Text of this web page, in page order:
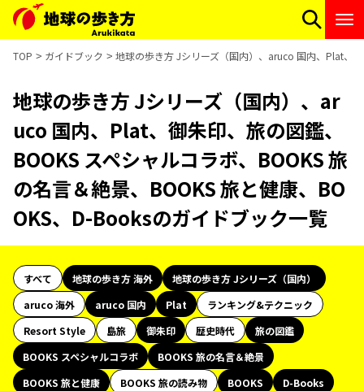
TOP ガイドブック 地球の歩き方 Jシリーズ（国内）、aruco 国内、Plat、
地球の歩き方 Jシリーズ（国内）、ar
uco 国内、Plat、御朱印、旅の図鑑、
BOOKS スペシャルコラボ、BOOKS 旅
の名言＆絶景、BOOKS 旅と健康、BO
OKS、D-Booksのガイドブック一覧
すべて 地球の歩き方 海外
地球の歩き方 Jシリーズ（国内）
aruco 海外
aruco 国内 Plat
ランキング&テクニック
Resort Style
島旅 御朱印 歴史時代
旅の図鑑
BOOKS スペシャルコラボ
BOOKS 旅の名言＆絶景
BOOKS 旅と健康
BOOKS 旅の読み物 BOOKS
D-Books